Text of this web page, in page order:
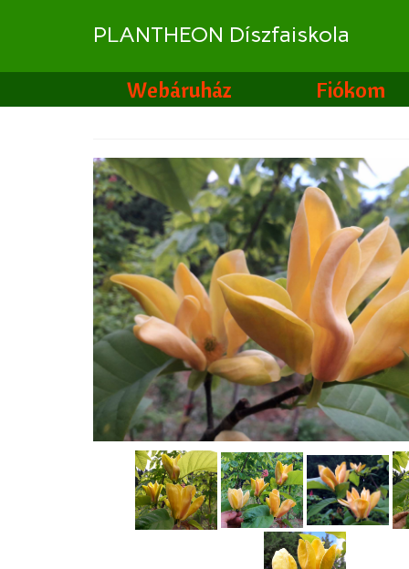
PLANTHEON Díszfaiskola
Webáruház Fiókom